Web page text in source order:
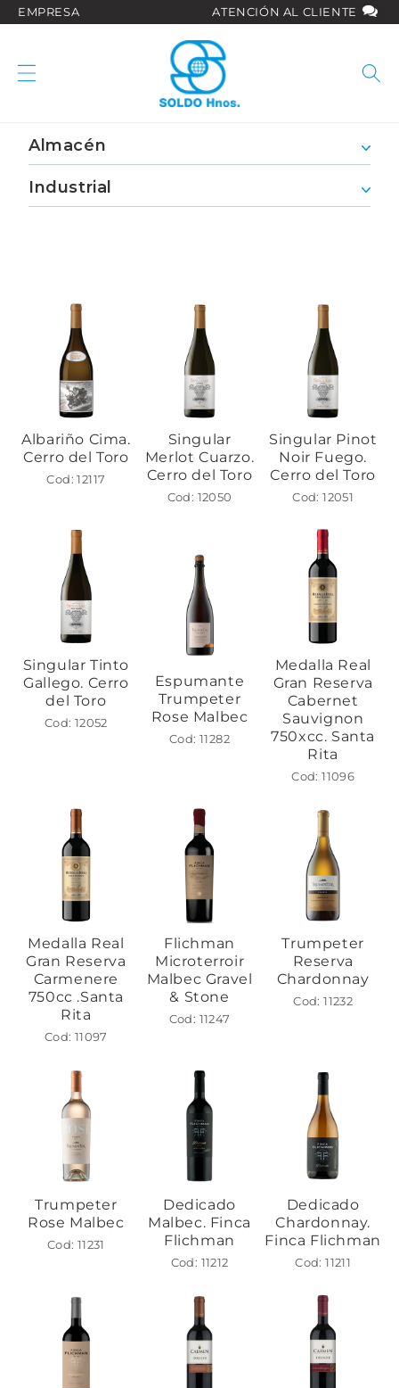
directamente
EMPRESA ATENCIÓN AL CLIENTE
Almacén
Industrial
Albariño Cima.
Cerro del Toro
Cod: 12117
Singular
Merlot Cuarzo.
Cerro del Toro
Cod: 12050
Singular Pinot
Noir Fuego.
Cerro del Toro
Cod: 12051
Singular Tinto
Gallego. Cerro
del Toro
Cod: 12052
Espumante
Trumpeter
Rose Malbec
Cod: 11282
Medalla Real
Gran Reserva
Cabernet
Sauvignon
750xcc. Santa
Rita
Cod: 11096
Medalla Real
Gran Reserva
Carmenere
750cc .Santa
Rita
Cod: 11097
Flichman
Microterroir
Malbec Gravel
& Stone
Cod: 11247
Trumpeter
Reserva
Chardonnay
Cod: 11232
Trumpeter
Rose Malbec
Cod: 11231
Dedicado
Malbec. Finca
Flichman
Cod: 11212
Dedicado
Chardonnay.
Finca Flichman
Cod: 11211